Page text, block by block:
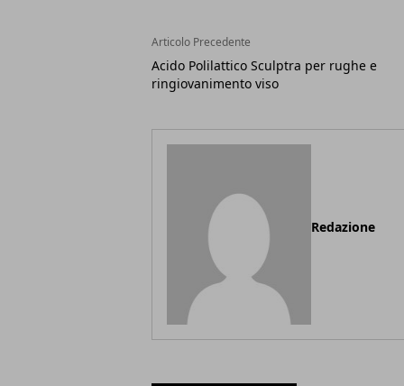
Articolo Precedente
Acido Polilattico Sculptra per rughe e
ringiovanimento viso
Redazione